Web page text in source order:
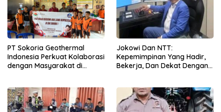
PT Sokoria Geothermal
Indonesia Perkuat Kolaborasi
dengan Masyarakat di
Jokowi Dan NTT:
Kepemimpinan Yang Hadir,
Bekerja, Dan Dekat Dengan